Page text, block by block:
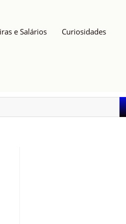
e Salários Curiosidades